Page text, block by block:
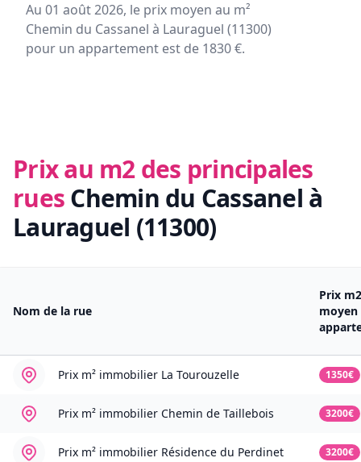
Au 01 août 2026, le prix moyen au m²
Chemin du Cassanel à Lauraguel (11300)
pour un appartement est de 1830 €.
Prix au m2 des principales
ruesChemin du Cassanel à
Lauraguel (11300)
Nom de la rue
Prix m2
moyen
Prix m² immobilier La Tourouzelle 1350€
Prix m² immobilier Chemin de Taillebois 3200€
Prix m² immobilier Résidence du Perdinet 3200€